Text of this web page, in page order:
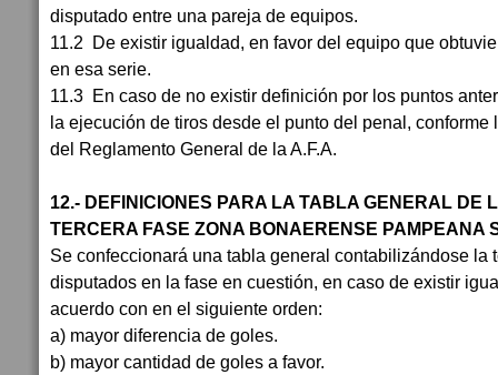
disputado entre una pareja de equipos.
11.2 De existir igualdad, en favor del equipo que
en esa serie.
11.3 En caso de no existir definición por los puntos
la ejecución de tiros desde el punto del penal, conforme
del Reglamento General de la A.F.A.
12.- DEFINICIONES PARA LA TABLA GENERAL DE
TERCERA FASE ZONA BONAERENSE PAMPEANA
Se confeccionará una tabla general contabilizándose la
disputados en la fase en cuestión, en caso de existir
acuerdo con en el siguiente orden:
a) mayor diferencia de goles.
b) mayor cantidad de goles a favor.